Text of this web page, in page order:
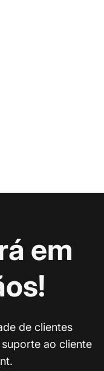
em
de clientes
ao cliente